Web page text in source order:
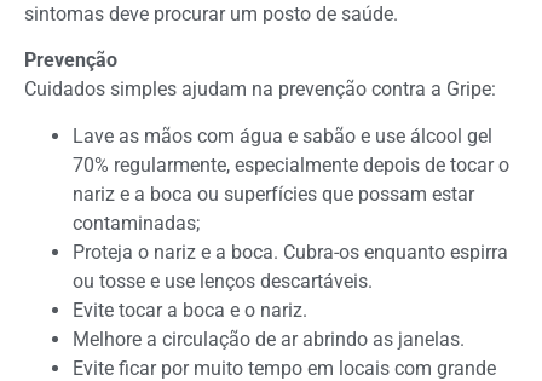
sintomas deve procurar um posto de saúde.
Prevenção
Cuidados simples ajudam na prevenção contra a Gripe:
Lave as mãos com água e sabão e use álcool gel
70% regularmente, especialmente depois de tocar o
nariz e a boca ou superfícies que possam estar
contaminadas;
Proteja o nariz e a boca. Cubra-os enquanto espirra
ou tosse e use lenços descartáveis.
Evite tocar a boca e o nariz.
Melhore a circulação de ar abrindo as janelas.
Evite ficar por muito tempo em locais com grande